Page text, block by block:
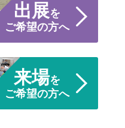
出展を
ご希望の方へ
来場を
ご希望の方へ